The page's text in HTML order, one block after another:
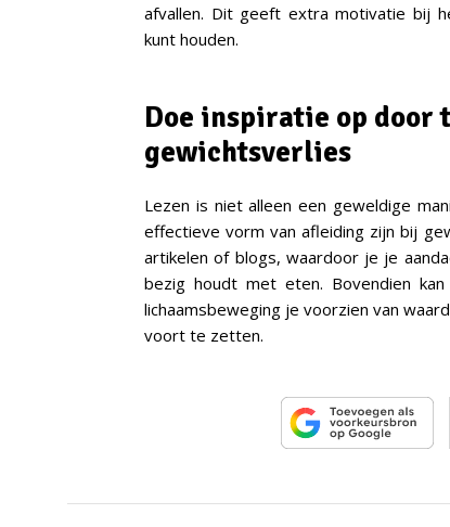
afvallen. Dit geeft extra motivatie bij
kunt houden.
Doe inspiratie op door
gewichtsverlies
Lezen is niet alleen een geweldige
effectieve vorm van afleiding zijn bij
artikelen of blogs, waardoor je je
bezig houdt met eten. Bovendien
lichaamsbeweging je voorzien van
voort te zetten.